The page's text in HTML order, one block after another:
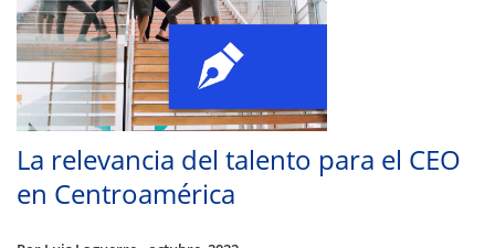
La relevancia del talento para el CEO
en Centroamérica